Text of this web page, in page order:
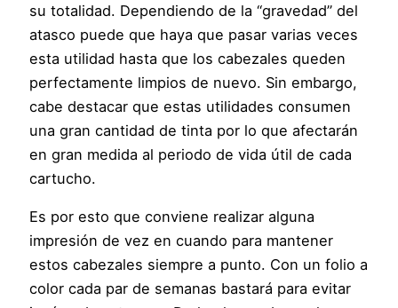
su totalidad. Dependiendo de la “gravedad” del
atasco puede que haya que pasar varias veces
esta utilidad hasta que los cabezales queden
perfectamente limpios de nuevo. Sin embargo,
cabe destacar que estas utilidades consumen
una gran cantidad de tinta por lo que afectarán
en gran medida al periodo de vida útil de cada
cartucho.
Es por esto que conviene realizar alguna
impresión de vez en cuando para mantener
estos cabezales siempre a punto. Con un folio a
color cada par de semanas bastará para evitar